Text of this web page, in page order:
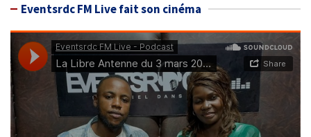
Eventsrdc FM Live fait son cinéma